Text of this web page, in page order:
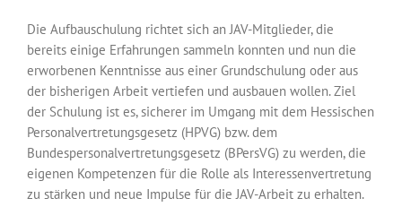
Die Aufbauschulung richtet sich an JAV-Mitglieder, die
bereits einige Erfahrungen sammeln konnten und nun die
erworbenen Kenntnisse aus einer Grundschulung oder aus
der bisherigen Arbeit vertiefen und ausbauen wollen. Ziel
der Schulung ist es, sicherer im Umgang mit dem Hessischen
Personalvertretungsgesetz (HPVG) bzw. dem
Bundespersonalvertretungsgesetz (BPersVG) zu werden, die
eigenen Kompetenzen für die Rolle als Interessenvertretung
zu stärken und neue Impulse für die JAV-Arbeit zu erhalten.